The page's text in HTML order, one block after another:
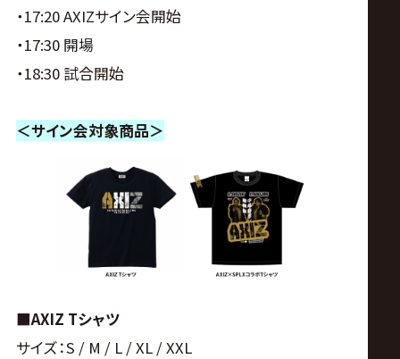
・17:20 AXIZサイン会開始
・17:30 開場
・18:30 試合開始
＜サイン会対象商品＞
■AXIZ Tシャツ
サイズ：S / M / L / XL / XXL